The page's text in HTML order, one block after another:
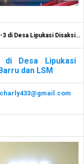
Langsung Kadis DPMD Barru dan LSM
di Desa Lipukasi
dan LSM